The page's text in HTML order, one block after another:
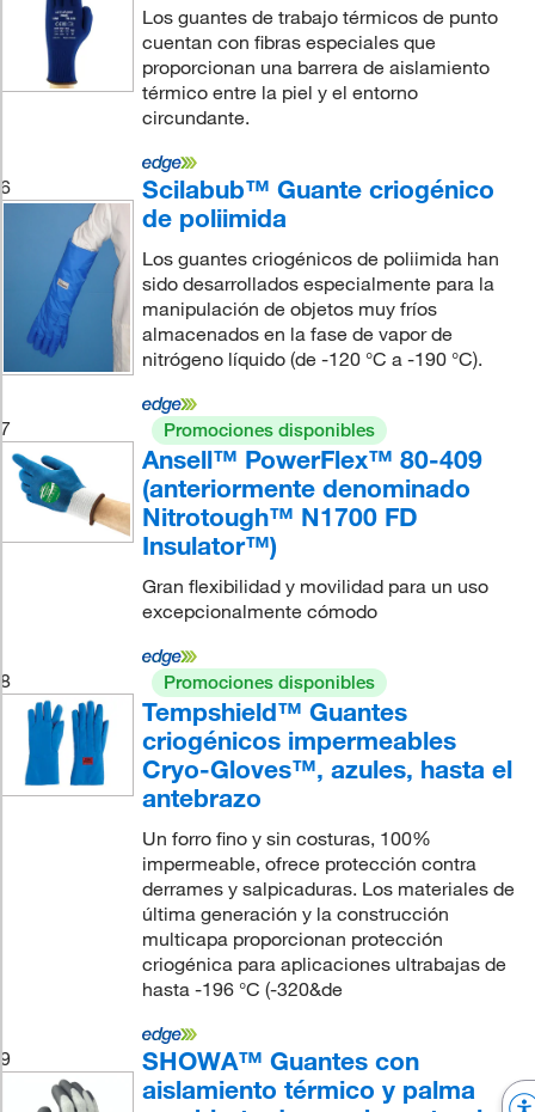
Los guantes de trabajo térmicos de punto
cuentan con fibras especiales que
proporcionan una barrera de aislamiento
térmico entre la piel y el entorno
circundante.
6
Scilabub™ Guante criogénico
de poliimida
Los guantes criogénicos de poliimida han
sido desarrollados especialmente para la
manipulación de objetos muy fríos
almacenados en la fase de vapor de
nitrógeno líquido (de -120 °C a -190 °C).
7 Promociones disponibles
Ansell™ PowerFlex™ 80-409
(anteriormente denominado
Nitrotough™ N1700 FD
Insulator™)
Gran flexibilidad y movilidad para un uso
excepcionalmente cómodo
8 Promociones disponibles
Tempshield™ Guantes
criogénicos impermeables
Cryo-Gloves™, azules, hasta el
antebrazo
Un forro fino y sin costuras, 100%
impermeable, ofrece protección contra
derrames y salpicaduras. Los materiales de
última generación y la construcción
multicapa proporcionan protección
criogénica para aplicaciones ultrabajas de
hasta -196 °C (-320&de
9
SHOWA™ Guantes con
aislamiento térmico y palma